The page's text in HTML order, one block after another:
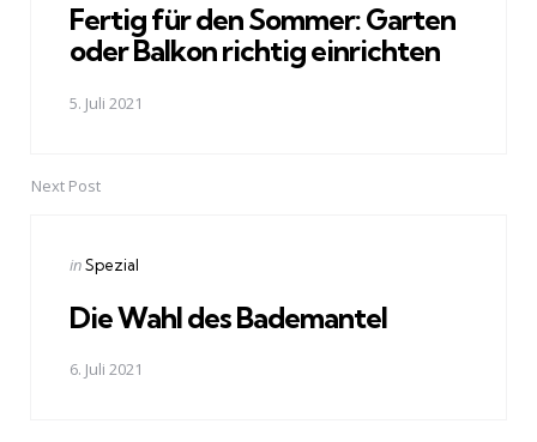
Fertig für den Sommer: Garten
oder Balkon richtig einrichten
5. Juli 2021
Next Post
Posted
inSpezial
Die Wahl des Bademantel
6. Juli 2021